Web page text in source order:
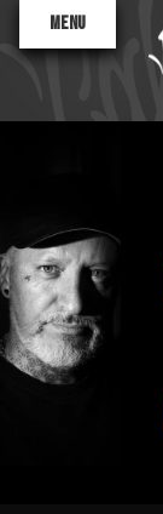
Menu